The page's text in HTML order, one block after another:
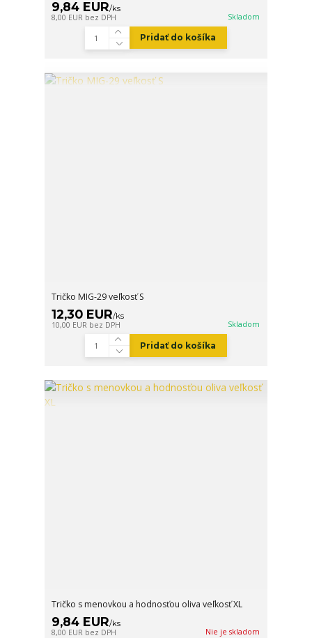
9,84 EUR/ks
8,00 EUR bez DPH Skladom
Pridať do košíka
Tričko MIG-29 veľkosť S
12,30 EUR/ks
10,00 EUR bez DPH Skladom
Pridať do košíka
Tričko s menovkou a hodnosťou oliva veľkosť XL
9,84 EUR/ks
8,00 EUR bez DPH Nie je skladom